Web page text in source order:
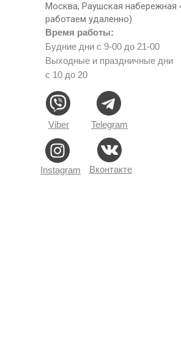
Время работы:
Будние дни с 9-00 до 21-00
Выходные и праздничные дни
с 10 до 20
Telegram
Viber
Instagram
Москва, Раушская набережная
работаем удаленно)
Вконтакте